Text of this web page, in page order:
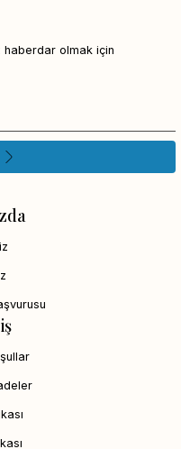
haberdar olmak için